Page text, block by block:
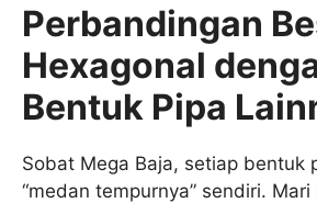
Perbandingan
Hexagonal
Bentuk Pipa
Sobat Mega Baja, setiap bentuk
“medan tempurnya” sendiri.